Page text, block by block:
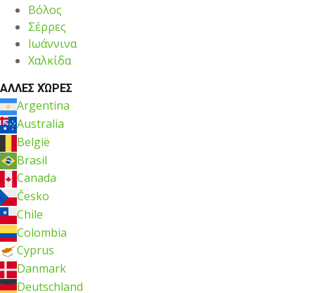
Βόλος
Σέρρες
Ιωάννινα
Χαλκίδα
ΑΛΛΕΣ ΧΏΡΕΣ
Argentina
Australia
België
Brasil
Canada
Česko
Chile
Colombia
Cyprus
Danmark
Deutschland